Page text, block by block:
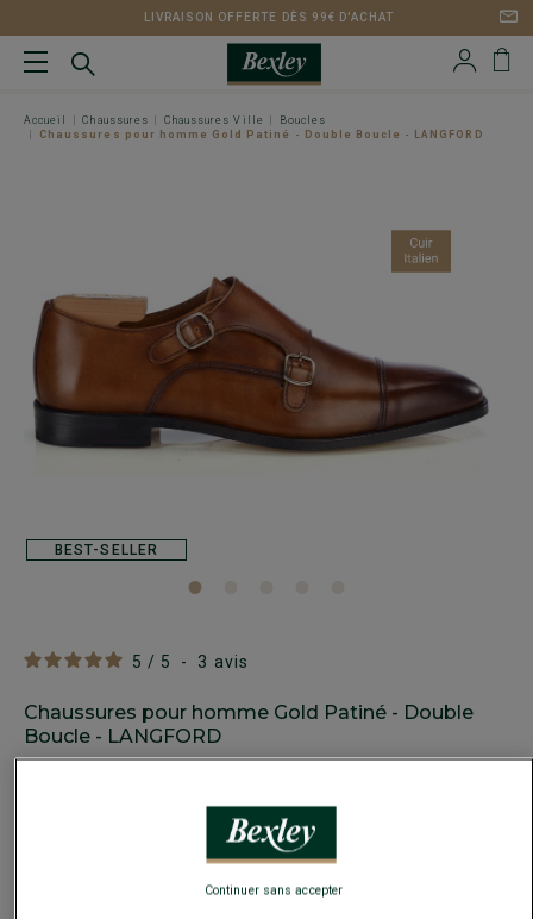
LIVRAISON OFFERTE DÈS 99€ D'ACHAT
Accueil Chaussures Chaussures Ville
Boucles
Chaussures pour homme Gold Patiné - Double Boucle - LANGFORD
5 / 5 - 3 avis
Chaussures pour homme Gold Patiné - Double
Boucle - LANGFORD
sur la 2e paire ville ou détente au choix
BEST-SELLER
Continuer sans accepter